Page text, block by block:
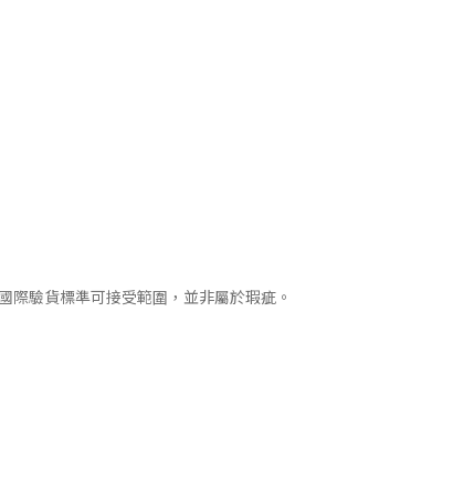
驗貨標準可接受範圍，並非屬於瑕疵。